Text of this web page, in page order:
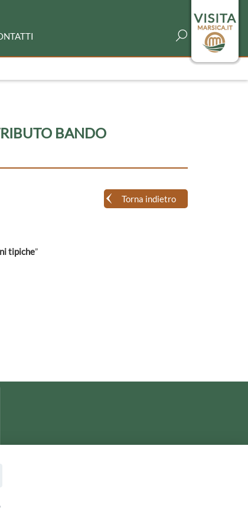
BANDO
Torna indietro
tipiche”